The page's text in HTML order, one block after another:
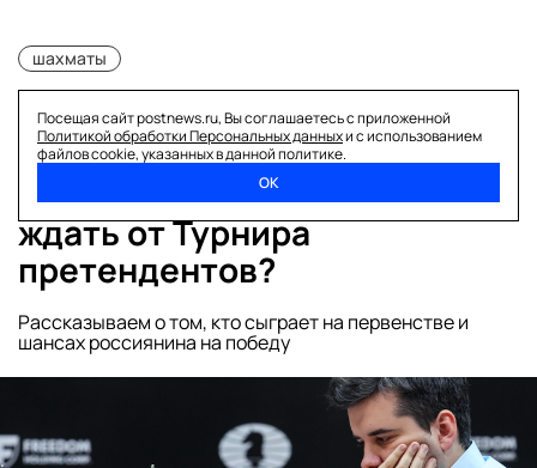
шахматы
Третья победа Непомнящего
или триумф Каруаны: чего
ждать от Турнира
претендентов?
Рассказываем о том, кто сыграет на первенстве и
шансах россиянина на победу
Посещая сайт postnews.ru, Вы соглашаетесь с приложенной
Политикой обработки Персональных данныхи с использованием
файлов cookie, указанных в данной политике.
ОК